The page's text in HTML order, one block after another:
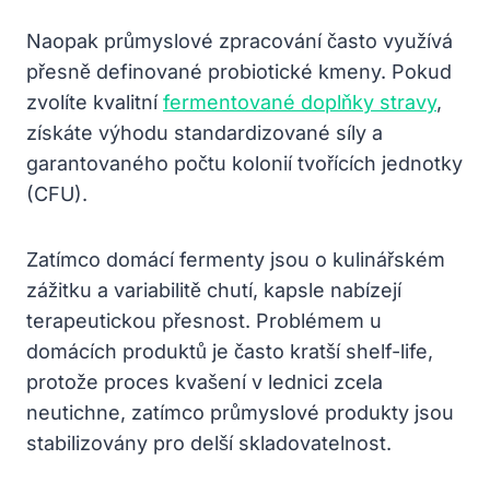
Naopak průmyslové zpracování často využívá
přesně definované probiotické kmeny. Pokud
zvolíte kvalitnífermentované doplňky stravy,
získáte výhodu standardizované síly a
garantovaného počtu kolonií tvořících jednotky
(CFU).
Zatímco domácí fermenty jsou o kulinářském
zážitku a variabilitě chutí, kapsle nabízejí
terapeutickou přesnost. Problémem u
domácích produktů je často kratší shelf-life,
protože proces kvašení v lednici zcela
neutichne, zatímco průmyslové produkty jsou
stabilizovány pro delší skladovatelnost.